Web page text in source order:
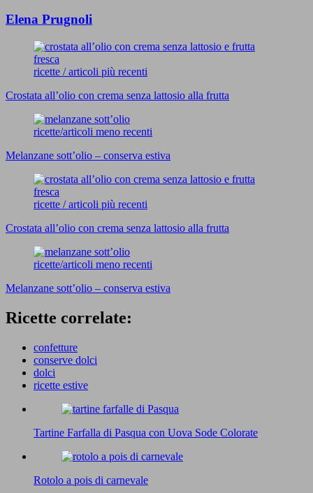
Elena Prugnoli
ricette / articoli più recenti
Crostata all’olio con crema senza lattosio alla frutta
ricette/articoli meno recenti
Melanzane sott’olio – conserva estiva
ricette / articoli più recenti
Crostata all’olio con crema senza lattosio alla frutta
ricette/articoli meno recenti
Melanzane sott’olio – conserva estiva
Ricette correlate:
confetture
conserve dolci
dolci
ricette estive
Tartine Farfalla di Pasqua con Uova Sode Colorate
Rotolo a pois di carnevale